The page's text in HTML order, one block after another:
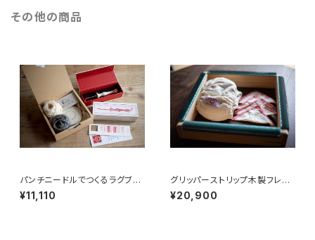
その他の商品
パンチニードルでつくるラグブロ
ーチキット
¥11,110
グリッパーストリップ木製フレー
ム＆フレームカバー
¥20,900